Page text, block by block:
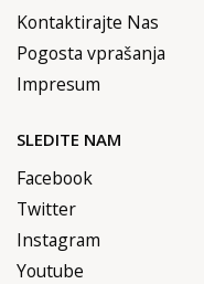
Kontaktirajte Nas
Pogosta vprašanja
Impresum
SLEDITE NAM
Facebook
Twitter
Instagram
Youtube